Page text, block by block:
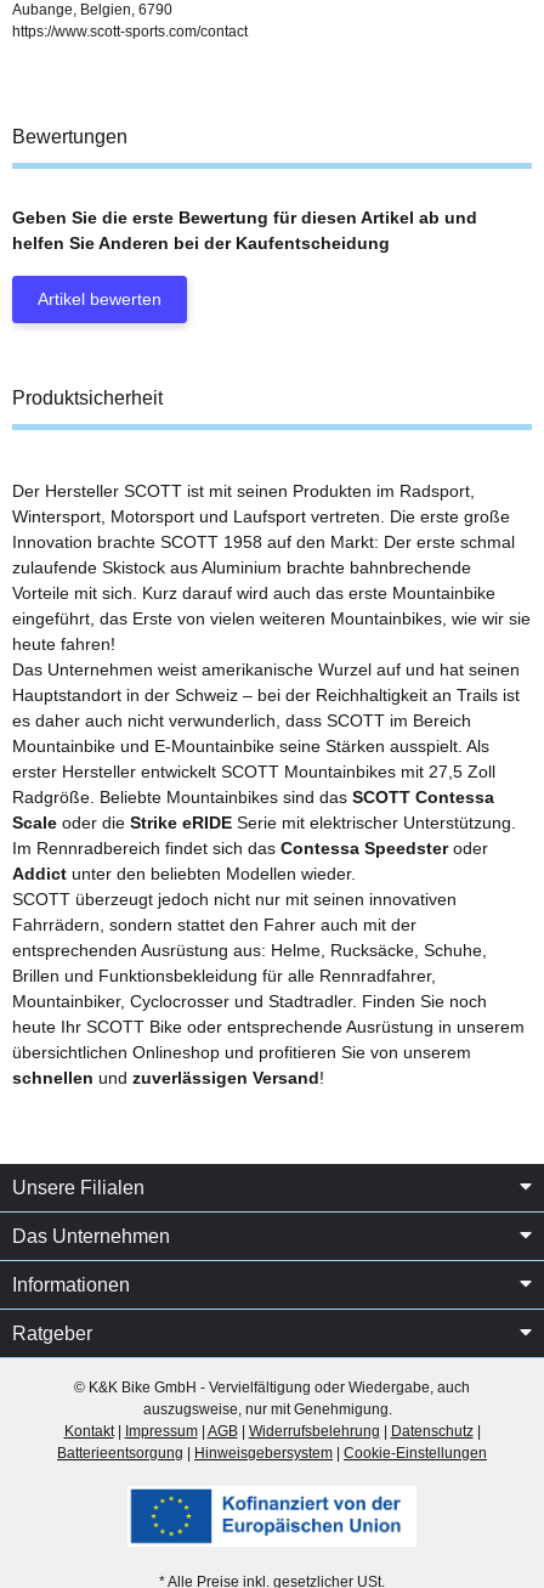
Aubange, Belgien, 6790
https://www.scott-sports.com/contact
Bewertungen
Geben Sie die erste Bewertung für diesen Artikel ab und
helfen Sie Anderen bei der Kaufentscheidung
Artikel bewerten
Produktsicherheit
Der Hersteller SCOTT ist mit seinen Produkten im Radsport,
Wintersport, Motorsport und Laufsport vertreten. Die erste große
Innovation brachte SCOTT 1958 auf den Markt: Der erste schmal
zulaufende Skistock aus Aluminium brachte bahnbrechende
Vorteile mit sich. Kurz darauf wird auch das erste Mountainbike
eingeführt, das Erste von vielen weiteren Mountainbikes, wie wir sie
heute fahren!
Das Unternehmen weist amerikanische Wurzel auf und hat seinen
Hauptstandort in der Schweiz – bei der Reichhaltigkeit an Trails ist
es daher auch nicht verwunderlich, dass SCOTT im Bereich
Mountainbike und E-Mountainbike seine Stärken ausspielt. Als
erster Hersteller entwickelt SCOTT Mountainbikes mit 27,5 Zoll
Radgröße. Beliebte Mountainbikes sind das SCOTT Contessa
Scale oder die Strike eRIDE Serie mit elektrischer Unterstützung.
Im Rennradbereich findet sich das Contessa Speedsteroder
Addict unter den beliebten Modellen wieder.
SCOTT überzeugt jedoch nicht nur mit seinen innovativen
Fahrrädern, sondern stattet den Fahrer auch mit der
entsprechenden Ausrüstung aus: Helme, Rucksäcke, Schuhe,
Brillen und Funktionsbekleidung für alle Rennradfahrer,
Mountainbiker, Cyclocrosser und Stadtradler. Finden Sie noch
heute Ihr SCOTT Bike oder entsprechende Ausrüstung in unserem
übersichtlichen Onlineshop und profitieren Sie von unserem
schnellen und zuverlässigen Versand!
Unsere Filialen
Das Unternehmen
Informationen
Ratgeber
© K&K Bike GmbH - Vervielfältigung oder Wiedergabe, auch
auszugsweise, nur mit Genehmigung.
Kontakt| Impressum| AGB| Widerrufsbelehrung Datenschutz|
Batterieentsorgung
Hinweisgebersystem Cookie-Einstellungen
* Alle Preise inkl. gesetzlicher USt.